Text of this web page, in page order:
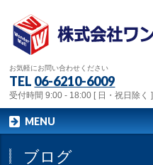
お気軽にお問い合わせください
TEL 06-6210-6009
受付時間 9:00 - 18:00 [ 日・祝日除く ]
MENU
ブログ